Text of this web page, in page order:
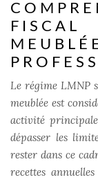
Le régime LMNP
meublée est
activité
dépasser les
rester dans ce
recettes